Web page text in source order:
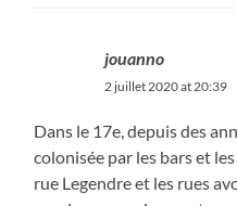
jouanno
2 juillet 2020 at 20:39
Dans le 17e, depuis des
colonisée par les bars et
rue Legendre et les rues